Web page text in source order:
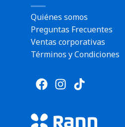
Quiénes somos
Preguntas Frecuentes
Ventas corporativas
Términos y Condiciones